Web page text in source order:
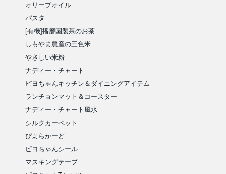
オリーブオイル
パスタ
[有機]播磨園製茶のお茶
しもやま農産の三色米
やさしい米粉
ナディー・チャート
ピヨちゃんキッチン＆ダイニングアイテム
ランチョンマット＆コースター
ナディー・チャート風水
シルクカーペット
ぴよらかーど
ピヨちゃんシール
マスキングテープ